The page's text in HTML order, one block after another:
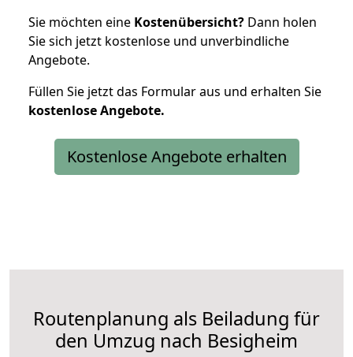
Sie möchten eine Kostenübersicht? Dann holen
Sie sich jetzt kostenlose und unverbindliche
Angebote.
Füllen Sie jetzt das Formular aus und erhalten Sie
kostenloseAngebote.
Kostenlose Angebote erhalten
Routenplanung als Beiladung für
den Umzug nach Besigheim